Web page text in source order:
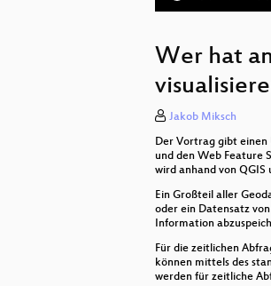
Neues aus
GeoNetwork,
Erfahrungen
VectorTiles
Mapbender 3.2
Open Data,
Wer hat
Jakob Miksch
Der Vortrag gibt einen
und den Web Feature
wird anhand von
Ein Großteil aller
oder ein Datensatz
Information
Für die zeitlichen
können mittels des
werden für zeitliche